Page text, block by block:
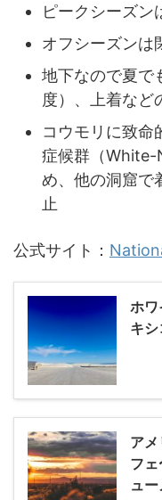
ピークシーズン
オフシーズンは
地下なので夏で
度）、上着など
コウモリに致命
症候群（White-
め、他の洞窟で
止
公式サイト：
ホワ
キシ
ア
フ
ュ